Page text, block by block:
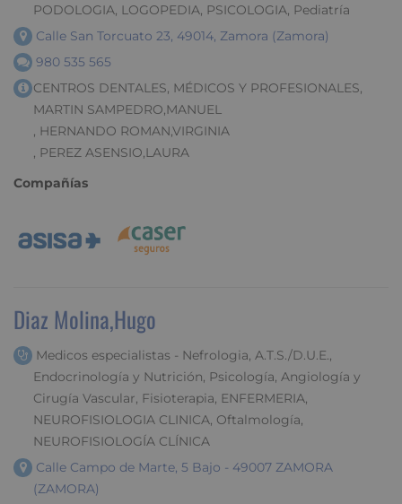
PODOLOGIA, LOGOPEDIA, PSICOLOGIA, Pediatría
Calle San Torcuato 23, 49014, Zamora (Zamora)
980 535 565
CENTROS DENTALES, MÉDICOS Y PROFESIONALES,
MARTIN SAMPEDRO,MANUEL
, HERNANDO ROMAN,VIRGINIA
, PEREZ ASENSIO,LAURA
Compañías
Diaz Molina,Hugo
Medicos especialistas - Nefrologia, A.T.S./D.U.E.,
Endocrinología y Nutrición, Psicología, Angiología y
Cirugía Vascular, Fisioterapia, ENFERMERIA,
NEUROFISIOLOGIA CLINICA, Oftalmología,
NEUROFISIOLOGÍA CLÍNICA
Calle Campo de Marte, 5 Bajo - 49007 ZAMORA
(ZAMORA)